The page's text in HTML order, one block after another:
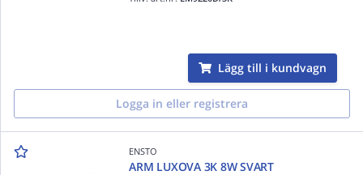
Lägg till i kundvagn
Logga in eller registrera
ENSTO
ARM LUXOVA 3K 8W SVART